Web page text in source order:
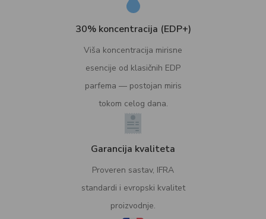
30% koncentracija (EDP+)
Viša koncentracija mirisne
esencije od klasičnih EDP
parfema — postojan miris
tokom celog dana.
Garancija kvaliteta
Proveren sastav, IFRA
standardi i evropski kvalitet
proizvodnje.